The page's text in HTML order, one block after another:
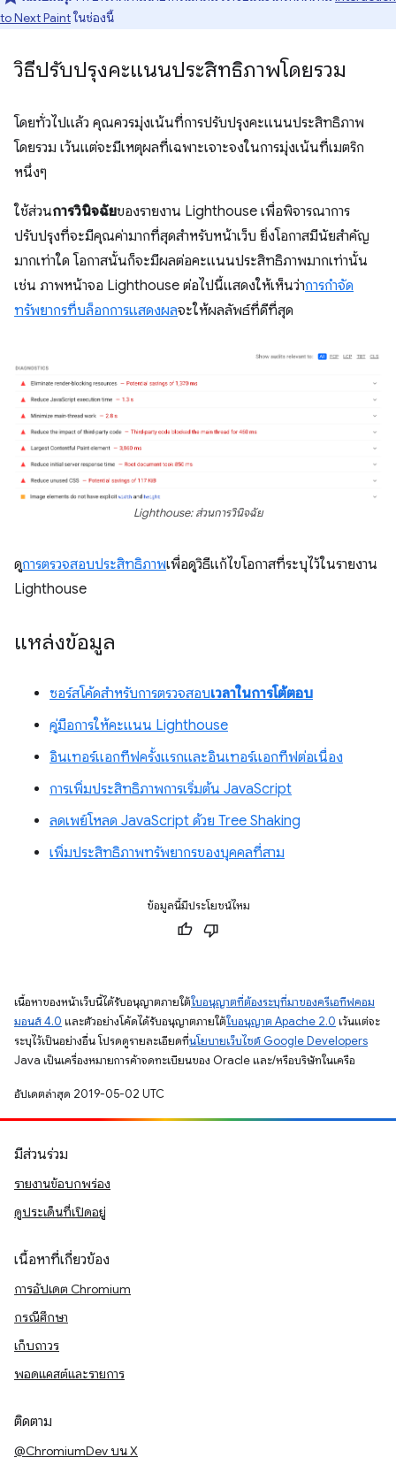
to Next Paintในช่องนี้
วิธีปรับปรุงคะแนนประสิทธิภาพโดยรวม
โดยทั่วไปแล้ว คุณควรมุ่งเน้นที่การปรับปรุงคะแนนประสิทธิภาพ
โดยรวม เว้นแต่จะมีเหตุผลที่เฉพาะเจาะจงในการมุ่งเน้นที่เมตริก
หนึ่งๆ
ใช้ส่วนการวินิจฉัยของรายงาน Lighthouse เพื่อพิจารณาการ
ปรับปรุงที่จะมีคุณค่ามากที่สุดสําหรับหน้าเว็บ ยิ่งโอกาสมีนัยสำคัญ
มากเท่าใด โอกาสนั้นก็จะมีผลต่อคะแนนประสิทธิภาพมากเท่านั้น
เช่น ภาพหน้าจอ Lighthouse ต่อไปนี้แสดงให้เห็นว่าการกำจัด
ทรัพยากรที่บล็อกการแสดงผลจะให้ผลลัพธ์ที่ดีที่สุด
Lighthouse: ส่วนการวินิจฉัย
ดูการตรวจสอบประสิทธิภาพเพื่อดูวิธีแก้ไขโอกาสที่ระบุไว้ในรายงาน
Lighthouse
แหล่งข้อมูล
ซอร์สโค้ดสําหรับการตรวจสอบเวลาในการโต้ตอบ
คู่มือการให้คะแนน Lighthouse
อินเทอร์แอกทีฟครั้งแรกและอินเทอร์แอกทีฟต่อเนื่อง
การเพิ่มประสิทธิภาพการเริ่มต้น JavaScript
ลดเพย์โหลด JavaScript ด้วย Tree Shaking
เพิ่มประสิทธิภาพทรัพยากรของบุคคลที่สาม
ข้อมูลนี้มีประโยชน์ไหม
เนื้อหาของหน้าเว็บนี้ได้รับอนุญาตภายใต้ใบอนุญาตที่ต้องระบุที่มาของครีเอทีฟคอม
มอนส์ 4.0 และตัวอย่างโค้ดได้รับอนุญาตภายใต้ใบอนุญาต Apache 2.0 เว้นแต่จะ
ระบุไว้เป็นอย่างอื่น โปรดดูรายละเอียดที่นโยบายเว็บไซต์ Google Developers
Java เป็นเครื่องหมายการค้าจดทะเบียนของ Oracle และ/หรือบริษัทในเครือ
อัปเดตล่าสุด 2019-05-02 UTC
มีส่วนร่วม
รายงานข้อบกพร่อง
ดูประเด็นที่เปิดอยู่
เนื้อหาที่เกี่ยวข้อง
การอัปเดต Chromium
กรณีศึกษา
เก็บถาวร
พอดแคสต์และรายการ
ติดตาม
@ChromiumDev บน X